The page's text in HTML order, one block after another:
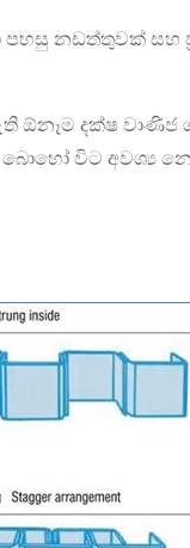
පහසු නඩත්තුවක් සහ
ඕනෑම දක්ෂ වාණිජ
බොහෝ විට අවශ්‍ය